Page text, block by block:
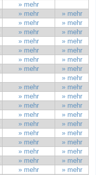
» mehr
» mehr
» mehr
» mehr
» mehr
» mehr
» mehr
» mehr
» mehr
» mehr
» mehr
» mehr
» mehr
» mehr
» mehr
» mehr
» mehr
» mehr
» mehr
» mehr
» mehr
» mehr
» mehr
» mehr
» mehr
» mehr
» mehr
» mehr
» mehr
» mehr
» mehr
» mehr
» mehr
» mehr
» mehr
» mehr